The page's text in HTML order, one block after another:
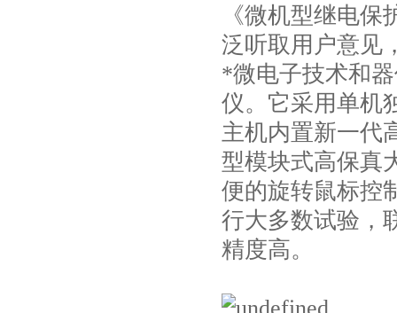
《微机型继电
泛听取用户意见
*微电子技术和
仪。它采用单机
主机内置新一代
型模块式高保真
便的旋转鼠标控
行大多数试验，
精度高。